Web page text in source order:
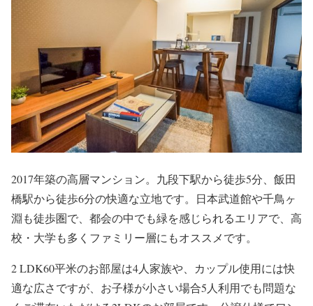
2017年築の高層マンション。九段下駅から徒歩5分、飯田
橋駅から徒歩6分の快適な立地です。日本武道館や千鳥ヶ
淵も徒歩圏で、都会の中でも緑を感じられるエリアで、高
校・大学も多くファミリー層にもオススメです。
2 LDK60平米のお部屋は4人家族や、カップル使用には快
適な広さですが、お子様が小さい場合5人利用でも問題な